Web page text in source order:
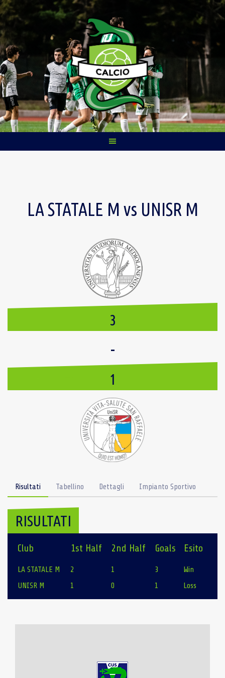
Skip
to
content
LA STATALE M vs UNISR M
3
-
1
Risultati Tabellino Dettagli Impianto Sportivo
RISULTATI
Club 1st Half 2nd Half Goals Esito
LA STATALE M 2 1 3
Win
UNISR M
1 0 1 Loss